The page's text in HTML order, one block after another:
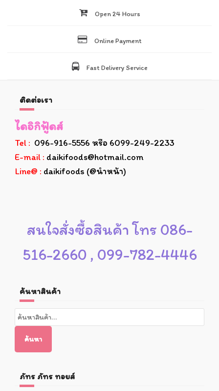
Open 24 Hours
Online Payment
Fast Delivery Service
ติดต่อเรา
ไดอิกิฟู้ดส์
Tel : 096-916-5556 หรือ 6099-249-2233
E-mail : daikifoods@hotmail.com
Line@ : daikifoods (@นำหน้า)
สนใจสั่งซื้อสินค้า โทร 086-
516-2660 , 099-782-4446
ค้นหาสินค้า
ค้นหา:
ค้นหา
ภัทร ภัทร ทอยส์